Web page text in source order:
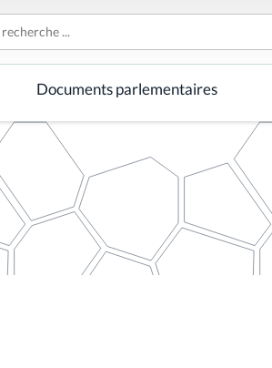
Documents parlementaires